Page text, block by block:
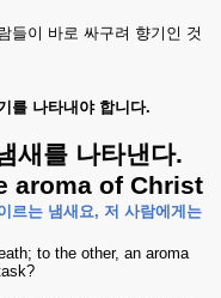
들이 바로 싸구려 향기인 것
를 나타내야 합니다.
새를 나타낸다.
aroma of Christ
르는 냄새요, 저 사람에게는
to the other, an aroma